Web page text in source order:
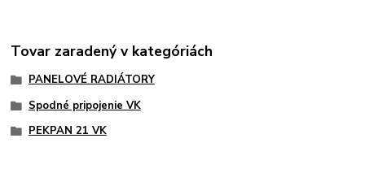
Tovar zaradený v kategóriách
PANELOVÉ RADIÁTORY
Spodné pripojenie VK
PEKPAN 21 VK